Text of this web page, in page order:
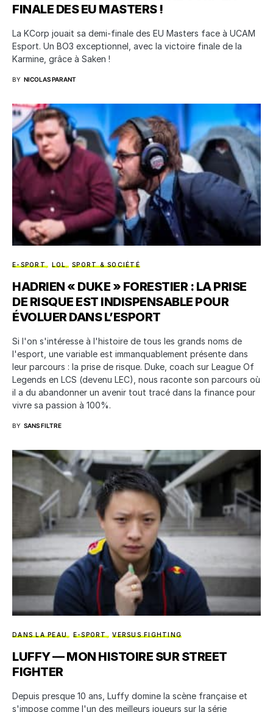
FINALE DES EU MASTERS !
La KCorp jouait sa demi-finale des EU Masters face à UCAM
Esport. Un BO3 exceptionnel, avec la victoire finale de la
Karmine, grâce à Saken !
BY NICOLAS PARANT
E-SPORT LOL SPORT & SOCIÉTÉ
HADRIEN « DUKE » FORESTIER : LA PRISE
DE RISQUE EST INDISPENSABLE POUR
ÉVOLUER DANS L’ESPORT
Si l'on s'intéresse à l'histoire de tous les grands noms de
l'esport, une variable est immanquablement présente dans
leur parcours : la prise de risque. Duke, coach sur League Of
Legends en LCS (devenu LEC), nous raconte son parcours où
il a du abandonner un avenir tout tracé dans la finance pour
vivre sa passion à 100%.
BY SANS FILTRE
DANS LA PEAU E-SPORT VERSUS FIGHTING
LUFFY — MON HISTOIRE SUR STREET
FIGHTER
Depuis presque 10 ans, Luffy domine la scène française et
s'impose comme l'un des meilleurs joueurs sur la série